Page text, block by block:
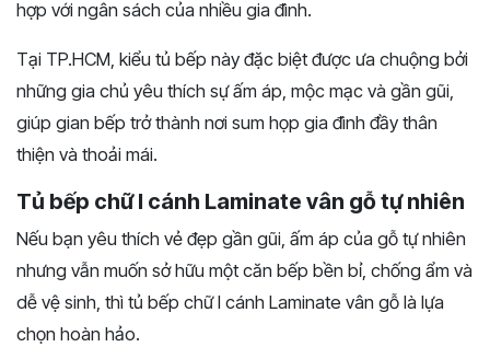
hợp với ngân sách của nhiều gia đình.
Tại TP.HCM, kiểu tủ bếp này đặc biệt được ưa chuộng bởi
những gia chủ yêu thích sự ấm áp, mộc mạc và gần gũi,
giúp gian bếp trở thành nơi sum họp gia đình đầy thân
thiện và thoải mái.
Tủ bếp chữ I cánh Laminate vân gỗ tự nhiên
Nếu bạn yêu thích vẻ đẹp gần gũi, ấm áp của gỗ tự nhiên
nhưng vẫn muốn sở hữu một căn bếp bền bỉ, chống ẩm và
dễ vệ sinh, thì tủ bếp chữ I cánh Laminate vân gỗ là lựa
chọn hoàn hảo.